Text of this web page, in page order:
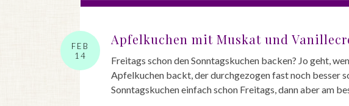
FEB
14
Apfelkuchen mit Muskat und
Freitags schon den Sonntagskuchen backen? Jo geht,
Apfelkuchen backt, der durchgezogen fast noch besser
Sonntagskuchen einfach schon Freitags, dann aber am